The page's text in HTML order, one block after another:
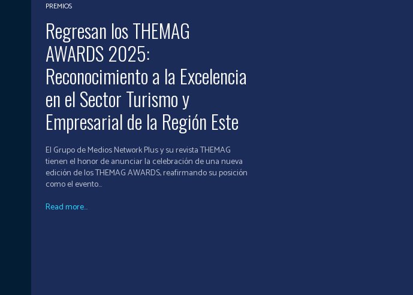
PREMIOS
Regresan los THEMAG
AWARDS 2025:
Reconocimiento a la Excelencia
en el Sector Turismo y
Empresarial de la Región Este
El Grupo de Medios Network Plus y su revista THEMAG
tienen el honor de anunciar la celebración de una nueva
edición de los THEMAG AWARDS, reafirmando su posición
como el evento...
Read more...